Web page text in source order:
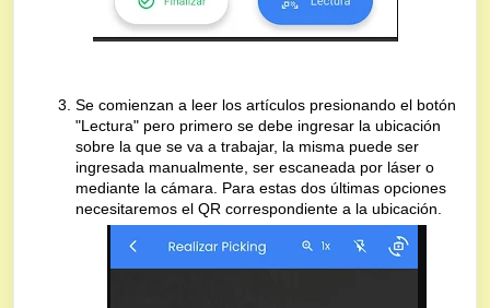
Se comienzan a leer los artículos presionando el botón
"Lectura" pero primero se debe ingresar la ubicación
sobre la que se va a trabajar, la misma puede ser
ingresada manualmente, ser escaneada por láser o
mediante la cámara. Para estas dos últimas opciones
necesitaremos el QR correspondiente a la ubicación.